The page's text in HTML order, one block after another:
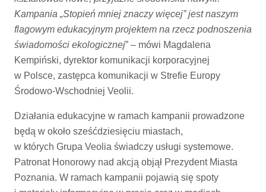
Kampania „Stopień mniej znaczy więcej” jest naszym
flagowym edukacyjnym projektem na rzecz podnoszenia
świadomości ekologicznej” – mówi Magdalena
Kempiński, dyrektor komunikacji korporacyjnej
w Polsce, zastępca komunikacji w Strefie Europy
Środowo-Wschodniej Veolii.
Działania edukacyjne w ramach kampanii prowadzone
będą w około sześćdziesięciu miastach,
w których Grupa Veolia świadczy usługi systemowe.
Patronat Honorowy nad akcją objął Prezydent Miasta
Poznania. W ramach kampanii pojawią się spoty